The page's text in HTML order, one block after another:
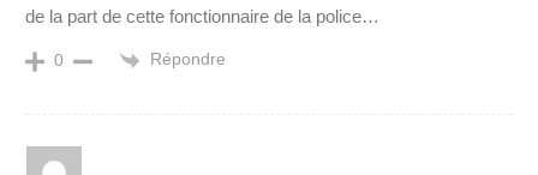
de la part de cette fonctionnaire de la police…
0 Répondre